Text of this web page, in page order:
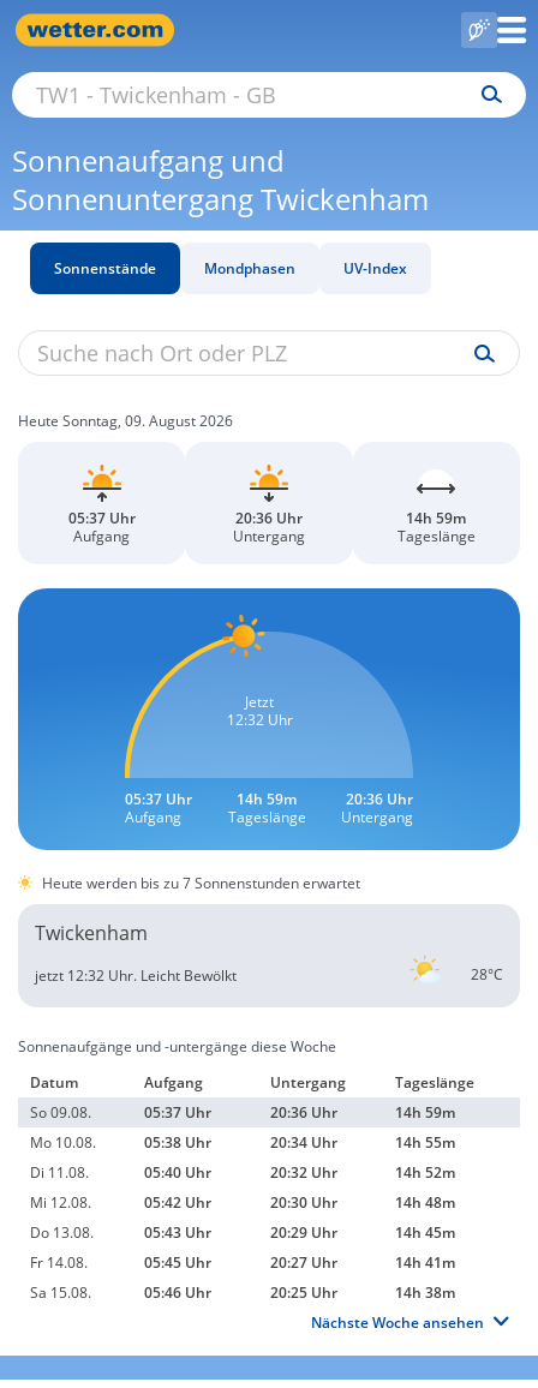
Sonnenaufgang und
Sonnenuntergang Twickenham
Sonnenstände Mondphasen UV-Index
Heute Sonntag, 09. August 2026
05:37 Uhr
Aufgang
20:36 Uhr
Untergang
14h 59m
Tageslänge
Jetzt
12:32 Uhr
05:37 Uhr
Aufgang
14h 59m
Tageslänge
20:36 Uhr
Untergang
Heute werden bis zu 7 Sonnenstunden erwartet
Twickenham
28°C
jetzt 12:32 Uhr. Leicht Bewölkt
Sonnenaufgänge und -untergänge diese Woche
Datum
Aufgang Untergang
Tageslänge
So 09.08.
05:37 Uhr 20:36 Uhr
14h 59m
Mo 10.08.
05:38 Uhr 20:34 Uhr
14h 55m
Di 11.08.
05:40 Uhr 20:32 Uhr
14h 52m
Mi 12.08.
05:42 Uhr 20:30 Uhr
14h 48m
Do 13.08.
05:43 Uhr 20:29 Uhr
14h 45m
Fr 14.08.
05:45 Uhr 20:27 Uhr
14h 41m
Sa 15.08.
05:46 Uhr 20:25 Uhr
14h 38m
Nächste Woche ansehen